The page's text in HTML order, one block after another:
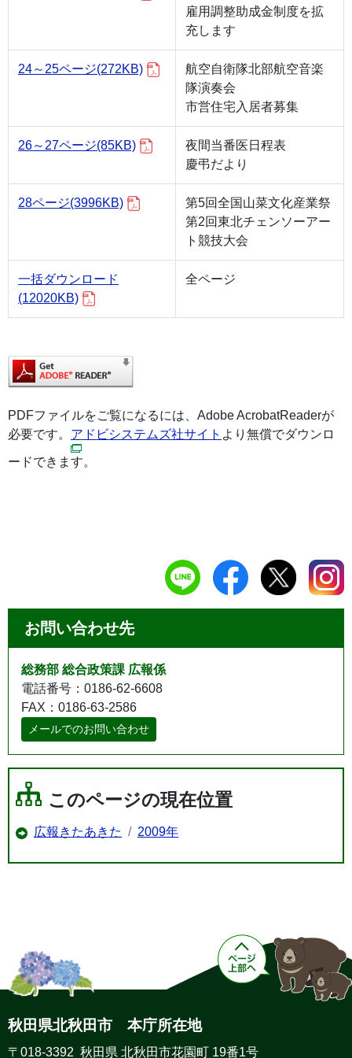
雇用調整助成金制度を拡
充します
24～25ページ(272KB)
航空自衛隊北部航空音楽
隊演奏会
市営住宅入居者募集
26～27ページ(85KB)
夜間当番医日程表
慶弔だより
28ページ(3996KB)
第5回全国山菜文化産業祭
第2回東北チェンソーアー
ト競技大会
一括ダウンロード
(12020KB)
全ページ
PDFファイルをご覧になるには、Adobe AcrobatReaderが
必要です。 アドビシステムズ社サイト より無償でダウンロ
ードできます。
お問い合わせ先
総務部 総合政策課 広報係
電話番号：0186-62-6608
FAX：0186-63-2586
メールでのお問い合わせ
このページの現在位置
広報きたあきた 2009年
秋田県北秋田市 本庁所在地
〒018-3392 秋田県 北秋田市花園町 19番1号